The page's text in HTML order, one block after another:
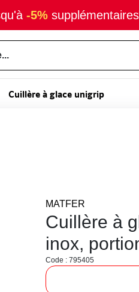
-5% supplémentaires
Cuillère à glace unigrip
MATFER
Cuillère à
inox,
Code : 795405